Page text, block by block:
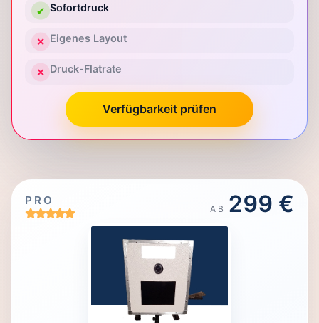
✔ Sofortdruck
✕ Eigenes Layout
✕ Druck-Flatrate
Verfügbarkeit prüfen
PRO
AB 299 €